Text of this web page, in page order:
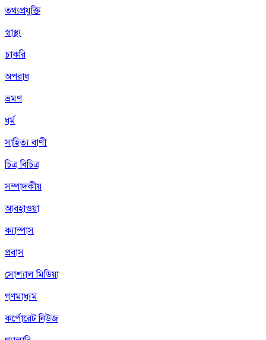
তথ্যপ্রযুক্তি
স্বাস্থ্য
চাকরি
অপরাধ
ভ্রমণ
ধর্ম
সাহিত্য বাণী
চিত্র বিচিত্র
সম্পাদকীয়
আবহাওয়া
ক্যাম্পাস
প্রবাস
সোশ্যাল মিডিয়া
গণমাধ্যম
কর্পোরেট নিউজ